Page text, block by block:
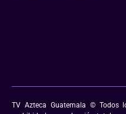
TV Azteca Guatemala © Todos